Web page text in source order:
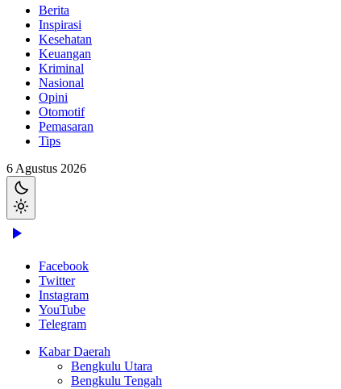
Berita
Inspirasi
Kesehatan
Keuangan
Kriminal
Nasional
Opini
Otomotif
Pemasaran
Tips
6 Agustus 2026
Facebook
Twitter
Instagram
YouTube
Telegram
Kabar Daerah
Bengkulu Utara
Bengkulu Tengah